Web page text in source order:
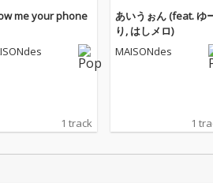
me your phone
1 track
あいうぉん (feat. ゆ
り, はしメロ)
MAISONdes
1